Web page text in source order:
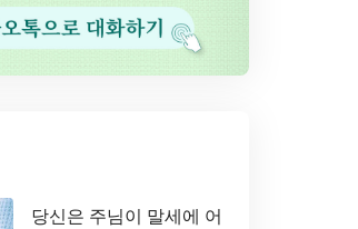
당신은 주님이 말세에 어